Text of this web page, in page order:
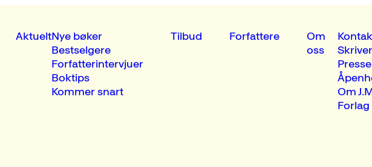
AktueltNye bøker
Bestselgere
Forfatterintervjuer
Boktips
Kommer snart
Tilbud Forfattere
Om
oss
Presse
Om
Forlag